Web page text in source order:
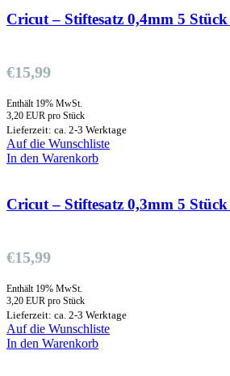
Cricut – Stiftesatz 0,4mm 5 Stück
€15,99
Enthält 19% MwSt.
3,20 EUR pro Stück
Lieferzeit: ca. 2-3 Werktage
Auf die Wunschliste
In den Warenkorb
Cricut – Stiftesatz 0,3mm 5
€15,99
Enthält 19% MwSt.
3,20 EUR pro Stück
Lieferzeit: ca. 2-3 Werktage
Auf die Wunschliste
In den Warenkorb